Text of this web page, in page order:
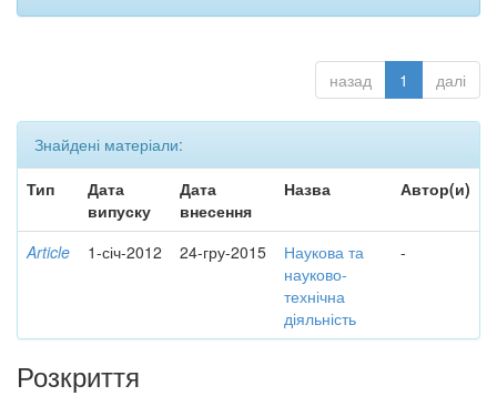
назад 1 далі
Знайдені матеріали:
Тип
Дата
випуску
Дата
внесення
Назва Автор(и)
Article 1-січ-2012 24-гру-2015
Наукова та
науково-
технічна
діяльність
-
Розкриття